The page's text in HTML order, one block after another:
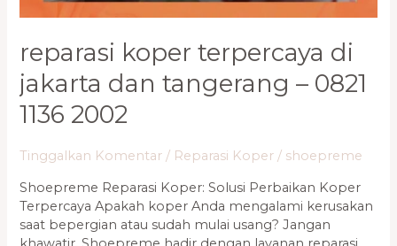
reparasi koper terpercaya di
jakarta dan tangerang – 0821
1136 2002
Tinggalkan Komentar / Reparasi Koper / shoepreme
Shoepreme Reparasi Koper: Solusi Perbaikan Koper
Terpercaya Apakah koper Anda mengalami kerusakan
saat bepergian atau sudah mulai usang? Jangan